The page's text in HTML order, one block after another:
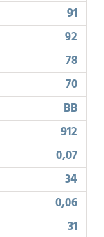
91
92
78
70
BB
912
0,07
34
0,06
31